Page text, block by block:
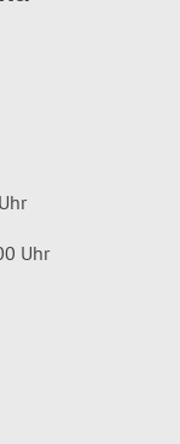
Uhr